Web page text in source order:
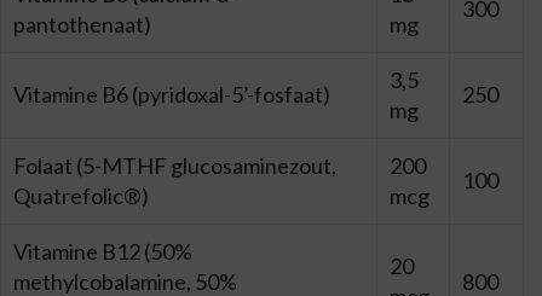
pantothenaat)
mg
300
Vitamine B6 (pyridoxal-5’-fosfaat)
3,5
mg
250
Folaat (5-MTHF glucosaminezout,
Quatrefolic®)
200
mcg
100
Vitamine B12 (50%
methylcobalamine, 50%
20
800